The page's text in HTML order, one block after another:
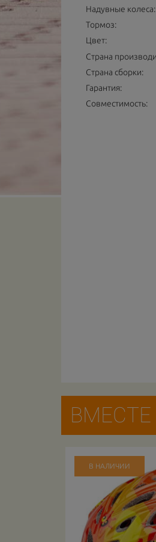
Надувные колеса:
Тормоз:
Цвет:
Страна
Страна сборки:
Гарантия:
Совместимость:
В НАЛИЧИИ